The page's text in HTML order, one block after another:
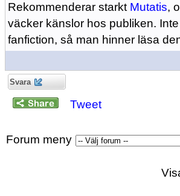
Rekommenderar starkt Mutatis,
väcker känslor hos publiken.
fanfiction, så man hinner läsa
Svara
Tweet
Forum meny